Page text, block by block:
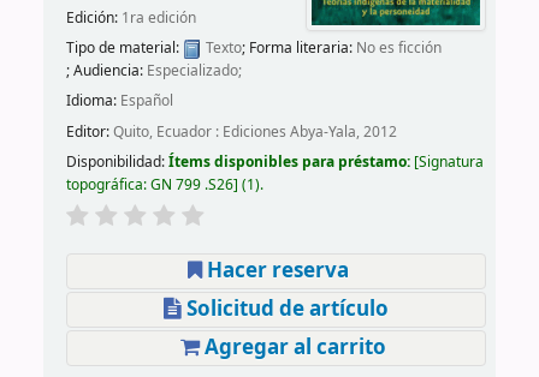
Edición: 1ra edición
Tipo de material:
Texto; Forma literaria: No es ficción
; Audiencia: Especializado;
Idioma: Español
Editor:Quito, Ecuador : Ediciones Abya-Yala, 2012
Disponibilidad:Ítems disponibles para préstamo: Signatura
topográfica:GN 799 .S26 (1).
Hacer reserva
Solicitud de artículo
Agregar al carrito